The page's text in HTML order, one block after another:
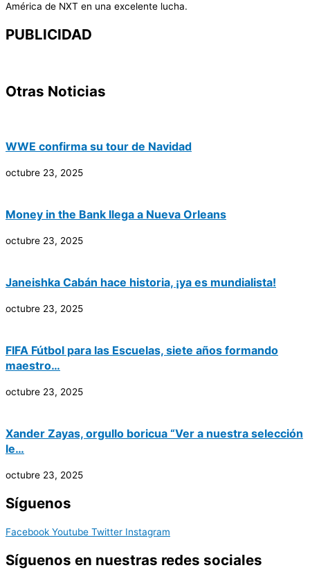
América de NXT en una excelente lucha.
PUBLICIDAD
Otras Noticias
WWE confirma su tour de Navidad
octubre 23, 2025
Money in the Bank llega a Nueva Orleans
octubre 23, 2025
Janeishka Cabán hace historia, ¡ya es mundialista!
octubre 23, 2025
FIFA Fútbol para las Escuelas, siete años formando
maestro…
octubre 23, 2025
Xander Zayas, orgullo boricua “Ver a nuestra selección
le…
octubre 23, 2025
Síguenos
Facebook Youtube Twitter Instagram
Síguenos en nuestras redes sociales